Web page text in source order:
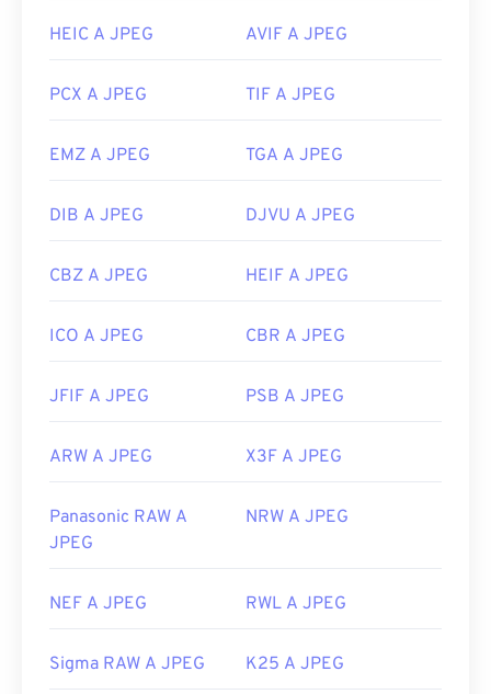
HEIC A JPEG AVIF A JPEG
PCX A JPEG TIF A JPEG
EMZ A JPEG TGA A JPEG
DIB A JPEG DJVU A JPEG
CBZ A JPEG HEIF A JPEG
ICO A JPEG CBR A JPEG
JFIF A JPEG PSB A JPEG
ARW A JPEG X3F A JPEG
Panasonic RAW A
JPEG
NRW A JPEG
NEF A JPEG RWL A JPEG
Sigma RAW A JPEG K25 A JPEG